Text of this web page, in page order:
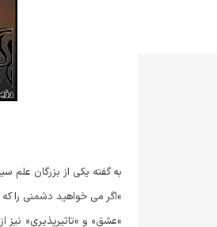
به گفته یکی از بزرگان علم
»اگر می خواهید دشمنی را
»عشق« و »تاثیرپذیری«